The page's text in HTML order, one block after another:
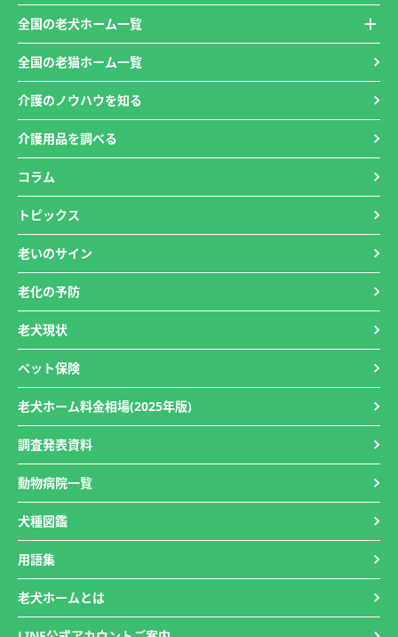
全国の老犬ホーム一覧
全国の老猫ホーム一覧
介護のノウハウを知る
介護用品を調べる
コラム
トピックス
老いのサイン
老化の予防
老犬現状
ペット保険
老犬ホーム料金相場(2025年版)
調査発表資料
動物病院一覧
犬種図鑑
用語集
老犬ホームとは